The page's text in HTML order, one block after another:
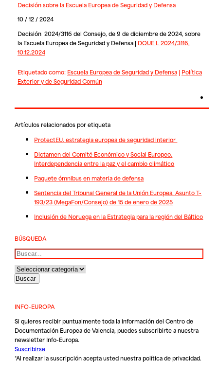
Decisión sobre la Escuela Europea de Seguridad y Defensa
10 / 12 / 2024
Decisión 2024/3116 del Consejo, de 9 de diciembre de 2024, sobre
la Escuela Europea de Seguridad y Defensa | DOUE L 2024/3116,
10.12.2024
Etiquetado como: Escuela Europea de Seguridad y Defensa| Política
Exterior y de Seguridad Común
Artículos relacionados por etiqueta
ProtectEU, estrategia europea de seguridad interior
Dictamen del Comité Económico y Social Europeo.
Interdependencia entre la paz y el cambio climático
Paquete ómnibus en materia de defensa
Sentencia del Tribunal General de la Unión Europea. Asunto T-
193/23 (MegaFon/Consejo) de 15 de enero de 2025
Inclusión de Noruega en la Estrategia para la región del Báltico
BÚSQUEDA
Buscar
INFO-EUROPA
Si quieres recibir puntualmente toda la información del Centro de
Documentación Europea de Valencia, puedes subscribirte a nuestra
newsletter Info-Europa.
Suscribirse
*Al realizar la suscripción acepta usted nuestrapolítica de privacidad.